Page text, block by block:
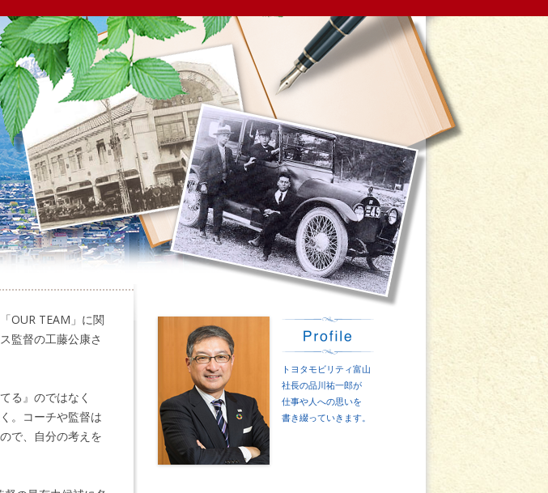
OUR TEAM」に関
監督の工藤公康さ
る』のではなく
。コーチや監督は
で、自分の考えを
トヨタモビリティ富山
社長の品川祐一郎が
仕事や人への思いを
書き綴っていきます。